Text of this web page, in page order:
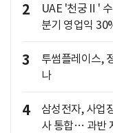
2
UAE '천궁Ⅱ'
분기 영업익
3
투썸플레이스,
나
4
삼성전자, 사업
사 통합… 과반